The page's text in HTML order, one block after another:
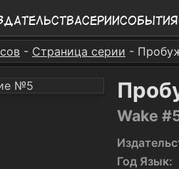
СерииСобытия
- Страница серии -
Wake
Год Язык: